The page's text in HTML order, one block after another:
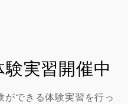
実習開催中
できる体験実習を行っ